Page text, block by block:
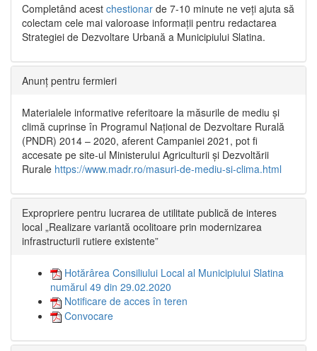
Completând acest chestionar de 7-10 minute ne veți ajuta să
colectam cele mai valoroase informații pentru redactarea
Strategiei de Dezvoltare Urbană a Municipiului Slatina.
Anunț pentru fermieri
Materialele informative referitoare la măsurile de mediu și
climă cuprinse în Programul Național de Dezvoltare Rurală
(PNDR) 2014 – 2020, aferent Campaniei 2021, pot fi
accesate pe site-ul Ministerului Agriculturii și Dezvoltării
Rurale https://www.madr.ro/masuri-de-mediu-si-clima.html
Expropriere pentru lucrarea de utilitate publică de interes
local „Realizare variantă ocolitoare prin modernizarea
infrastructurii rutiere existente”
Hotărârea Consiliului Local al Municipiului Slatina
numărul 49 din 29.02.2020
Notificare de acces în teren
Convocare